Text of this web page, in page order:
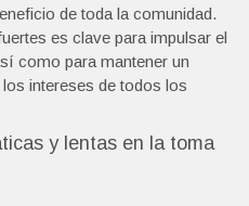
de toda la comunidad.
es clave para impulsar el
como para mantener un
intereses de todos los
y lentas en la toma